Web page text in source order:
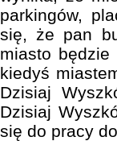
parkingów,
się, że pan
miasto będzie
kiedyś
Dzisiaj
Dzisiaj
się do pracy